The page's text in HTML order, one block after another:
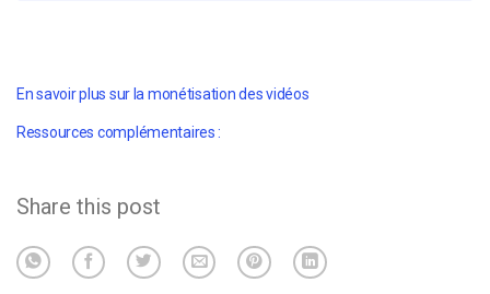
En savoir plus sur la monétisation des vidéos
Ressources complémentaires :
Share this post